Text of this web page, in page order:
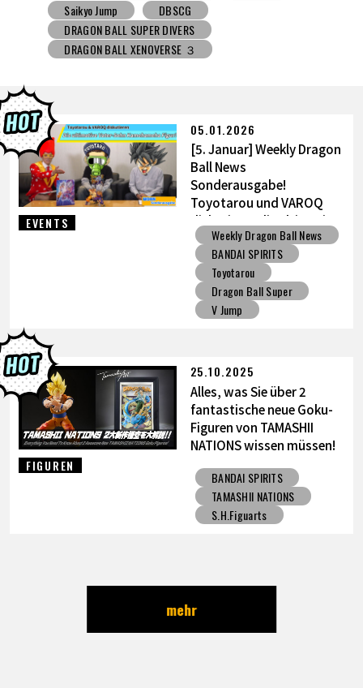
DBSCG
DRAGON BALL SUPER DIVERS
DRAGON BALL XENOVERSE ３
DRAGON BALL GEKISHIN SQUADRA
Toyotarou hat's versucht zu zeichnen
DRAGON BALL: Sparking! ZERO
Gashapon
BANDAI
EVENTS
05.01.2026
[5. Januar] Weekly Dragon
Ball News
Sonderausgabe!
Toyotarou und VAROQ
diskutieren die ultimative
Vater-Sohn Kamehameha
Figur!
Weekly Dragon Ball News
BANDAI SPIRITS
Toyotarou
Dragon Ball Super
V Jump
FIGUREN
25.10.2025
Alles, was Sie über 2
fantastische neue Goku-
Figuren von TAMASHII
NATIONS wissen müssen!
BANDAI SPIRITS
TAMASHII NATIONS
S.H.Figuarts
mehr